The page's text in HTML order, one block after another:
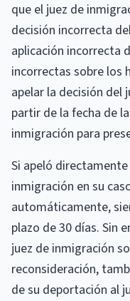
que el juez de
decisión incorrecta
aplicación incorrecta
incorrectas sobre los
apelar la decisión del
partir de la fecha de
inmigración para
Si apeló
inmigración en su
automáticamente,
plazo de 30 días. Sin
juez de inmigración
reconsideración,
de su deportación al